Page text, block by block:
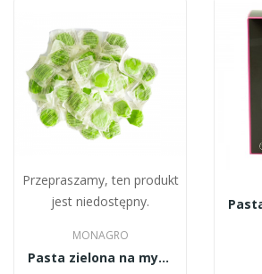
Przepraszamy, ten produkt
jest niedostępny.
MONAGRO
Pasta zielona na myszy i szczury 5kg wiadro